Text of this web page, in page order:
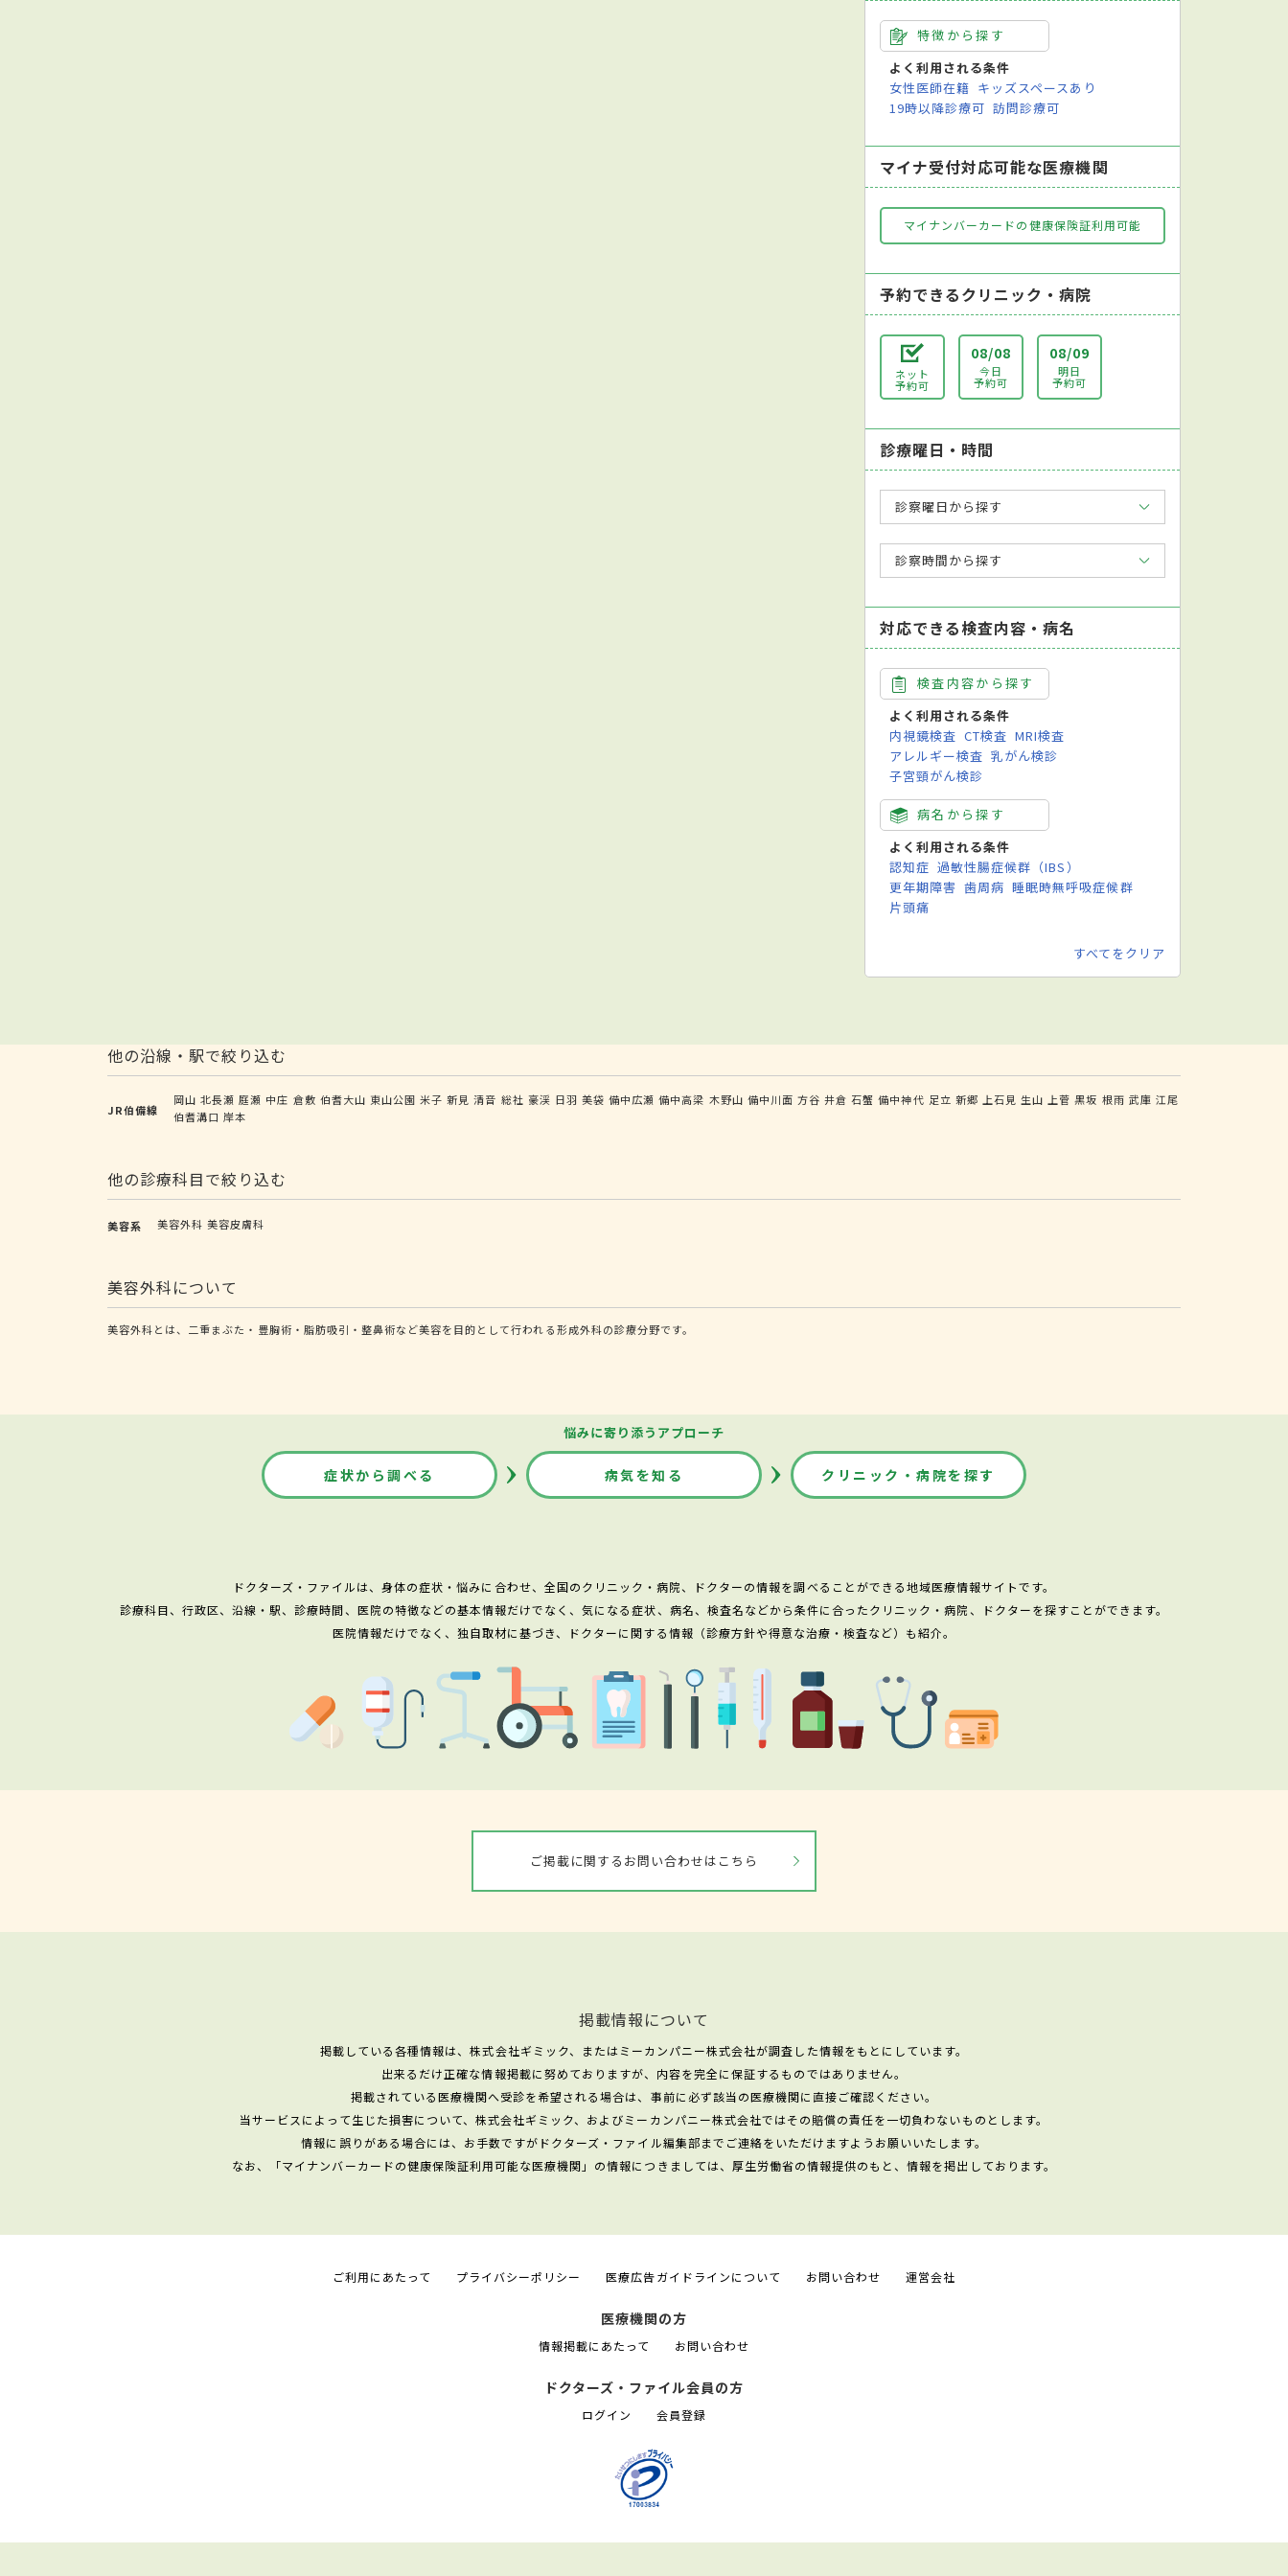
特徴から探す
よく利用される条件
女性医師在籍 キッズスペースあり
19時以降診療可 訪問診療可
マイナ受付対応可能な医療機関
マイナンバーカードの健康保険証利用可能
予約できるクリニック・病院
ネット
予約可
08/08
今日
予約可
08/09
明日
予約可
診療曜日・時間
診察曜日から探す
診察時間から探す
対応できる検査内容・病名
検査内容から探す
よく利用される条件
内視鏡検査 CT検査 MRI検査
アレルギー検査 乳がん検診
子宮頸がん検診
病名から探す
よく利用される条件
認知症 過敏性腸症候群（IBS）
更年期障害 歯周病 睡眠時無呼吸症候群
片頭痛
すべてをクリア
他の沿線・駅で絞り込む
JR伯備線
岡山 北長瀬 庭瀬 中庄 倉敷 伯耆大山 東山公園 米子 新見 清音 総社 豪渓 日羽 美袋 備中広瀬 備中高梁 木野山 備中川面 方谷 井倉 石蟹 備中神代 足立 新郷 上石見 生山 上菅 黒坂 根雨 武庫 江尾
伯耆溝口 岸本
他の診療科目で絞り込む
美容系 美容外科 美容皮膚科
美容外科について
美容外科とは、二重まぶた・豊胸術・脂肪吸引・整鼻術など美容を目的として行われる形成外科の診療分野です。
悩みに寄り添うアプローチ
症状から調べる 病気を知る クリニック・病院を探す
ドクターズ・ファイルは、身体の症状・悩みに合わせ、全国のクリニック・病院、ドクターの情報を調べることができる地域医療情報サイトです。
診療科目、行政区、沿線・駅、診療時間、医院の特徴などの基本情報だけでなく、気になる症状、病名、検査名などから条件に合ったクリニック・病院、ドクターを探すことができます。
医院情報だけでなく、独自取材に基づき、ドクターに関する情報（診療方針や得意な治療・検査など）も紹介。
ご掲載に関するお問い合わせはこちら
掲載情報について
掲載している各種情報は、株式会社ギミック、またはミーカンパニー株式会社が調査した情報をもとにしています。
出来るだけ正確な情報掲載に努めておりますが、内容を完全に保証するものではありません。
掲載されている医療機関へ受診を希望される場合は、事前に必ず該当の医療機関に直接ご確認ください。
当サービスによって生じた損害について、株式会社ギミック、およびミーカンパニー株式会社ではその賠償の責任を一切負わないものとします。
情報に誤りがある場合には、お手数ですがドクターズ・ファイル編集部までご連絡をいただけますようお願いいたします。
なお、「マイナンバーカードの健康保険証利用可能な医療機関」の情報につきましては、厚生労働省の情報提供のもと、情報を掲出しております。
ご利用にあたって プライバシーポリシー 医療広告ガイドラインについて お問い合わせ 運営会社
医療機関の方
情報掲載にあたって お問い合わせ
ドクターズ・ファイル会員の方
ログイン 会員登録